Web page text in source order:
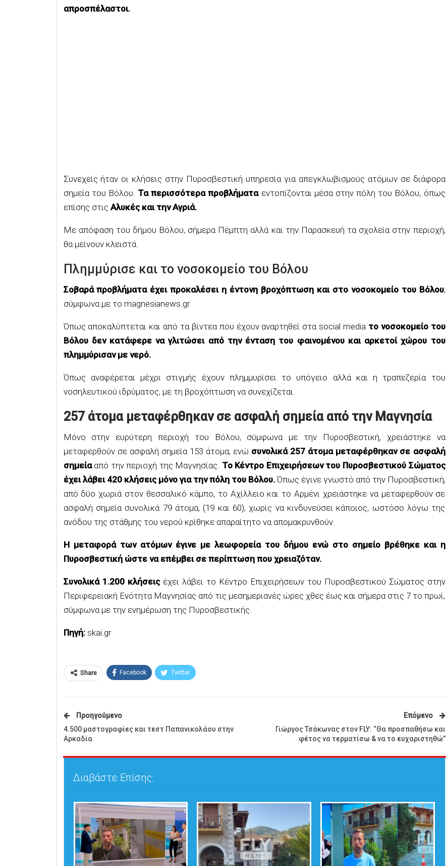
απροσπέλαστοι.
Συνεχείς ήταν οι κλήσεις στην Πυροσβεστική υπηρεσία για απεγκλωβισμούς ατόμων σε διάφορα
σημεία του Βόλου. Τα περισσότερα προβλήματα εντοπίζονται μέσα στην πόλη του Βόλου, όπως
επίσης στις Aλυκές και την Αγριά.
Με απόφαση του δήμου Βόλου, σήμερα Πέμπτη αλλά και την Παρασκευή τα σχολεία στην περιοχή,
θα μείνουν κλειστά.
Πλημμύρισε και το νοσοκομείο του Βόλου
Σοβαρά προβλήματα έχει προκαλέσει η έντονη βροχόπτωση και στο νοσοκομείο του Βόλου,
σύμφωνα με το magnesianews.gr
Όπως αποκαλύπτεται και από τα βίντεα που έχουν αναρτηθεί στα social media το νοσοκομείο του
Βόλου δεν κατάφερε να γλιτώσει από την ένταση του φαινομένου και αρκετοί χώρου του
πλημμύρισαν με νερό.
Όπως αναφέρεται μέχρι στιγμής έχουν πλημμυρίσει το υπόγειο αλλά και η τραπεζερία του
νοσηλευτικού ιδρύματος, με τη βροχόπτωση να συνεχίζεται.
257 άτομα μεταφέρθηκαν σε ασφαλή σημεία από την Μαγνησία
Μόνο στην ευρύτερη περιοχή του Βόλου, σύμφωνα με την Πυροσβεστική, χρειάστηκε να
μεταφερθούν σε ασφαλή σημεία 153 άτομα, ενώ συνολικά 257 άτομα μεταφέρθηκαν σε ασφαλή
σημεία από την περιοχή της Μαγνησίας. Το Κέντρο Επιχειρήσεων του Πυροσβεστικού Σώματος
έχει λάβει 420 κλήσεις μόνο για την πόλη του Βόλου. Όπως έγινε γνωστό από την Πυροσβεστική,
από δύο χωριά στον θεσσαλικό κάμπο, το Αχίλλειο και το Αρμένι χρειάστηκε να μεταφερθούν σε
ασφαλή σημεία συνολικά 79 άτομα, (19 και 60), χωρίς να κινδυνεύσει κάποιος, ωστόσο λόγω της
ανόδου της στάθμης του νερού κρίθηκε απαραίτητο να απομακρυνθούν.
Η μεταφορά των ατόμων έγινε με λεωφορεία του δήμου ενώ στο σημείο βρέθηκε και η
Πυροσβεστική ώστε να επέμβει σε περίπτωση που χρειαζόταν.
Συνολικά 1.200 κλήσεις έχει λάβει το Κέντρο Επιχειρήσεων του Πυροσβεστικού Σώματος στην
Περιφερειακή Ενότητα Μαγνησίας από τις μεσημεριανές ώρες χθες έως και σήμερα στις 7 το πρωί,
σύμφωνα με την ενημέρωση της Πυροσβεστικής.
Πηγή:skai.gr
Share Facebook Twitter
Προηγούμενο
4.500 μαστογραφίες και τεστ Παπανικολάου στην
Αρκαδία
Επόμενο
Γιώργος Τσάκωνας στον FLY: “Θα προσπαθήσω και
φέτος να τερματίσω & να το ευχαριστηθώ”
Διαβάστε Επίσης: